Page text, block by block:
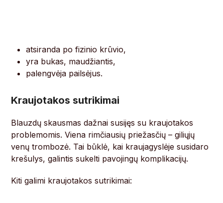
atsiranda po fizinio krūvio,
yra bukas, maudžiantis,
palengvėja pailsėjus.
Kraujotakos sutrikimai
Blauzdų skausmas dažnai susijęs su kraujotakos
problemomis. Viena rimčiausių priežasčių – giliųjų
venų trombozė. Tai būklė, kai kraujagyslėje susidaro
krešulys, galintis sukelti pavojingų komplikacijų.
Kiti galimi kraujotakos sutrikimai: